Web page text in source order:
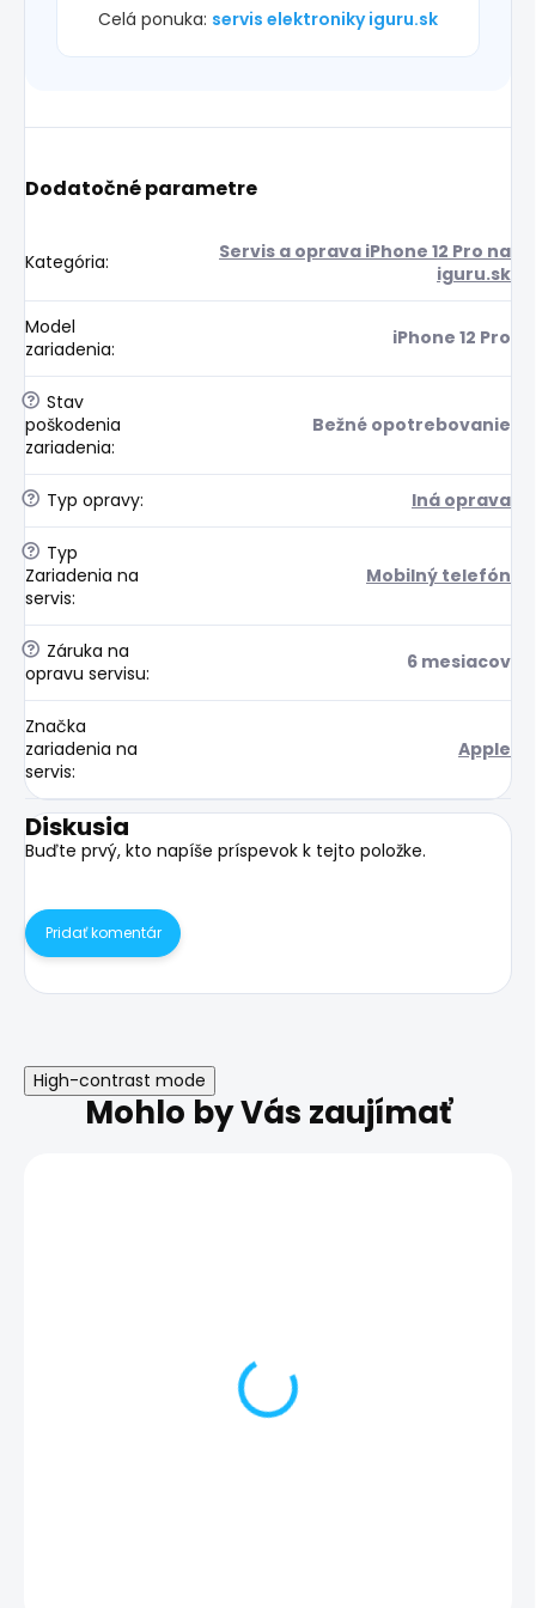
Celá ponuka: servis elektroniky iguru.sk
Dodatočné parametre
Kategória:
Servis a oprava iPhone 12 Pro na
iguru.sk
Model
zariadenia: iPhone 12 Pro
? Stav
poškodenia
zariadenia:
Bežné opotrebovanie
? Typ opravy: Iná oprava
? Typ
Zariadenia na
servis:
Mobilný telefón
? Záruka na
opravu servisu: 6 mesiacov
Značka
zariadenia na
servis:
Apple
Diskusia
Buďte prvý, kto napíše príspevok k tejto položke.
Pridať komentár
High-contrast mode
Mohlo by Vás zaujímať